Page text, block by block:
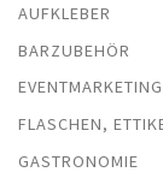
AUFKLEBER
BARZUBEHÖR
FLASCHEN,
GASTRONOMIE